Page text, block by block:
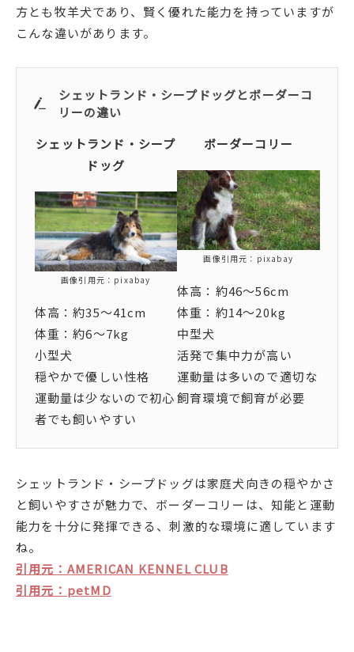
方とも牧羊犬であり、賢く優れた能力を持っていますが
こんな違いがあります。
シェットランド・シープドッグとボーダーコ
リーの違い
シェットランド・シープ
ドッグ
画像引用元：pixabay
体高：約35〜41cm
体重：約6〜7kg
小型犬
穏やかで優しい性格
運動量は少ないので初心
者でも飼いやすい
ボーダーコリー
画像引用元：pixabay
体高：約46〜56cm
体重：約14〜20kg
中型犬
活発で集中力が高い
運動量は多いので適切な
飼育環境で飼育が必要
シェットランド・シープドッグは家庭犬向きの穏やかさ
と飼いやすさが魅力で、ボーダーコリーは、知能と運動
能力を十分に発揮できる、刺激的な環境に適しています
ね。
引用元：AMERICAN KENNEL CLUB
引用元：petMD